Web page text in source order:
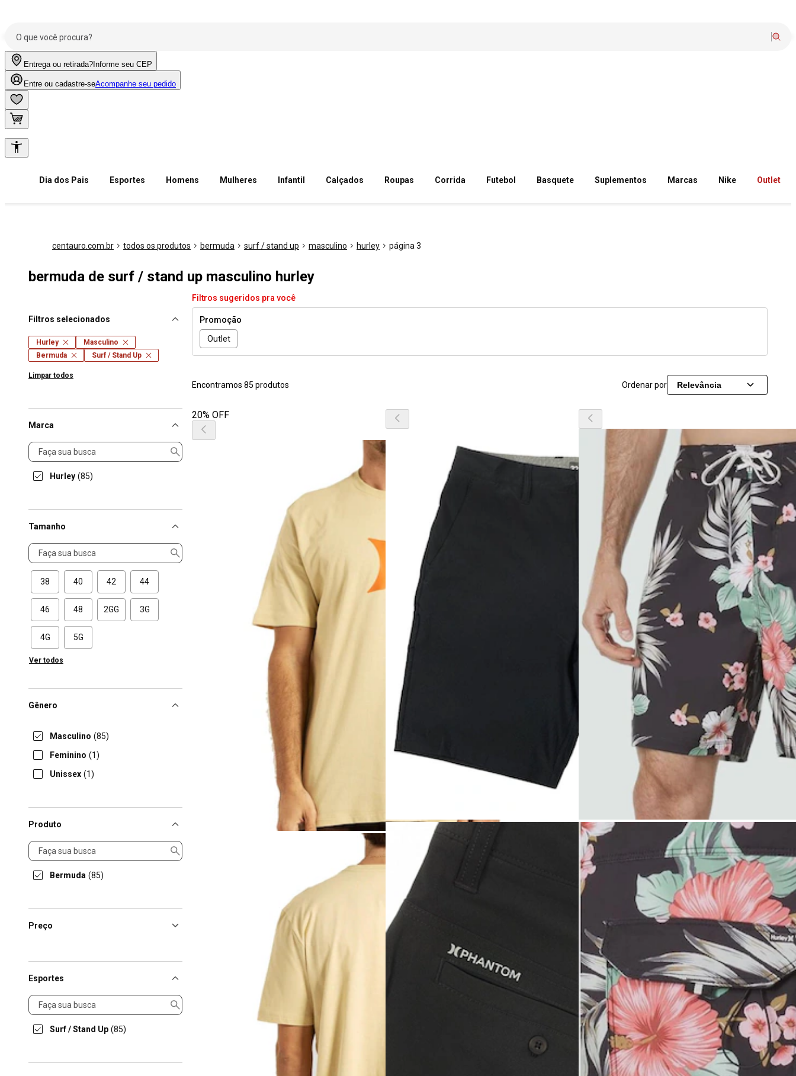
Entrega ou retirada? Informe seu CEP
Entre ou cadastre-seAcompanhe seu pedido
Dia dos Pais Esportes Homens Mulheres Infantil Calçados Roupas Corrida Futebol Basquete Suplementos Marcas Nike Outlet
centauro.com.br todos os produtos bermuda surf / stand up masculino hurley página 3
bermuda de surf / stand up masculino hurley
Filtros selecionados
Hurley
Masculino
Bermuda
Surf / Stand Up
Limpar todos
Marca
Marca
Hurley (85)
Tamanho
Tamanho
38 40 42 44
46 48 2GG 3G
4G 5G
Ver todos
Gênero
Masculino (85)
Feminino (1)
Unissex (1)
Produto
Produto
Bermuda (85)
Preço
Esportes
Esportes
Surf / Stand Up (85)
Filtros sugeridos pra você
Promoção
Outlet
Encontramos 85 produtos Ordenar por Relevância
20% OFF